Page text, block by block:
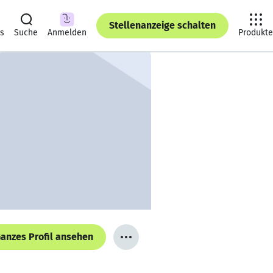
Suche Anmelden
Stellenanzeige schalten
Produkte
Profil ansehen